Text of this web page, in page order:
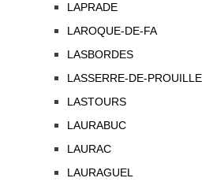
LAPRADE
LAROQUE-DE-FA
LASBORDES
LASSERRE-DE-PROUILLE
LASTOURS
LAURABUC
LAURAC
LAURAGUEL